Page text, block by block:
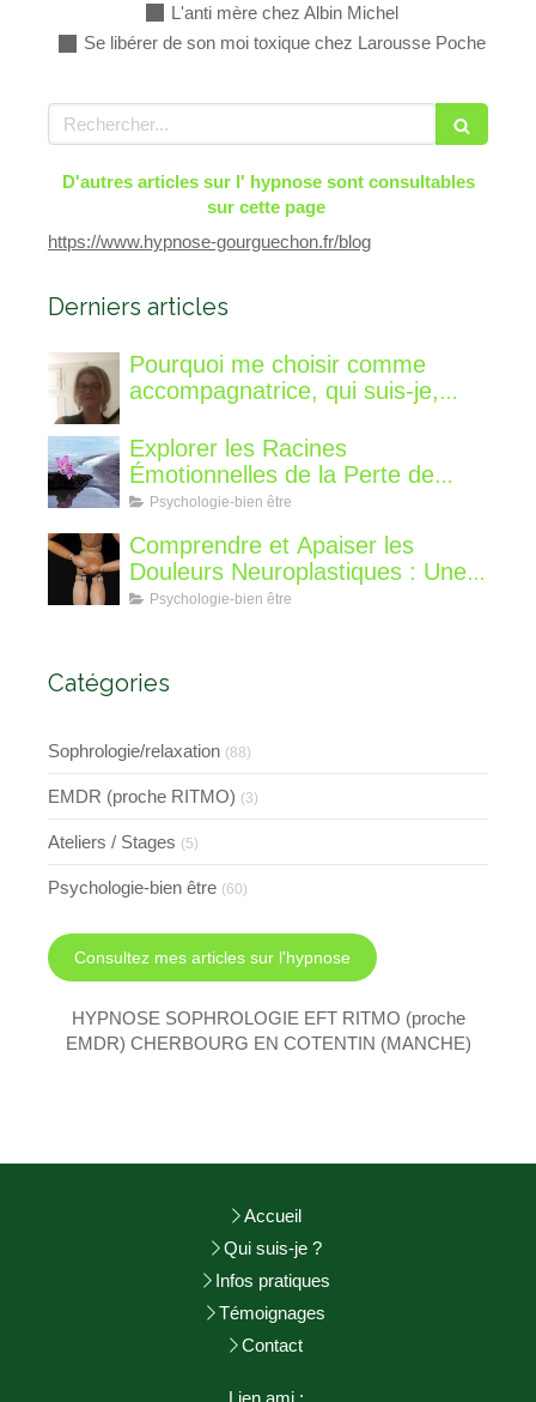
L'anti mère chez Albin Michel
Se libérer de son moi toxique chez Larousse Poche
Rechercher
D'autres articles sur l' hypnose sont consultables
sur cette page
https://www.hypnose-gourguechon.fr/blog
Derniers articles
Pourquoi me choisir comme
accompagnatrice, qui suis-je,
différent?
Explorer les Racines
Émotionnelles de la Perte de
Poids : Un Voyage Intérieur
Psychologie-bien être
Comprendre et Apaiser les
Douleurs Neuroplastiques : Une
Approche avec l'Hypnose,
Psychologie-bien être
Catégories
Sophrologie/relaxation (88)
EMDR (proche RITMO) (3)
Ateliers / Stages (5)
Psychologie-bien être (60)
Consultez mes articles sur l'hypnose
HYPNOSE SOPHROLOGIE EFT RITMO (proche
EMDR) CHERBOURG EN COTENTIN (MANCHE)
Accueil
Qui suis-je ?
Infos pratiques
Témoignages
Contact
Lien ami :